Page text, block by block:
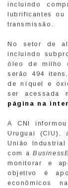
incluindo
lubrificantes ou
transmissão.
No setor de
incluindo
óleo de milho
serão 494
de níquel e
ser acessada
página na
A CNI
Uruguai (CIU),
União
com a
monitorar e
objetivo é
econômicos